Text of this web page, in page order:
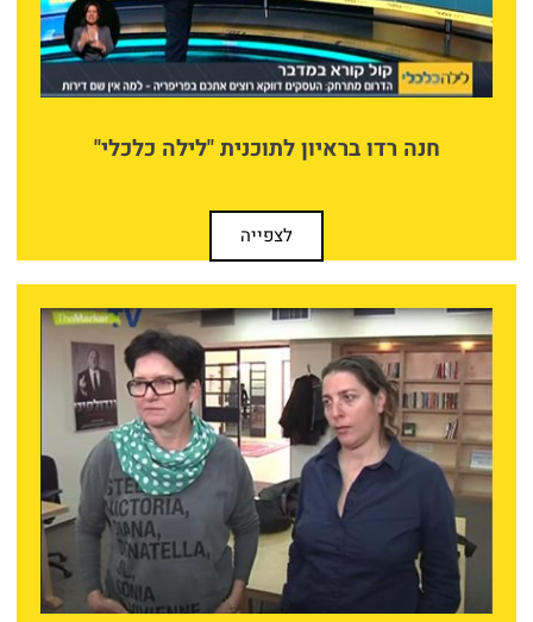
חנה רדו בראיון לתוכנית "לילה כלכלי"
לצפייה